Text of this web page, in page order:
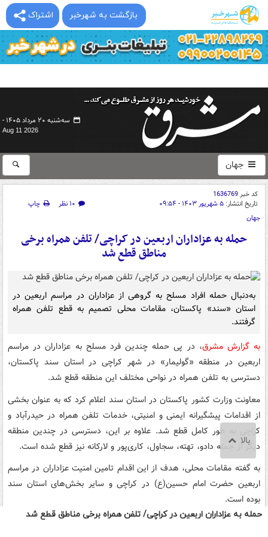
اشتراک بازگشت به شهرخبر
حمله به عزاداران اربعین در کراچی/ تلفن همراه برخی مناطق قطع شد